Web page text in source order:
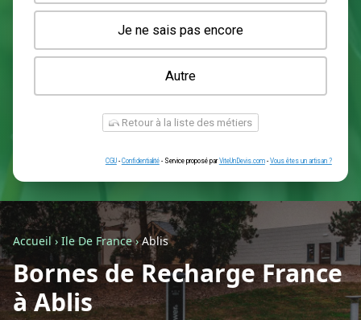
Une wallbox en monophasé (7kW)
Une prise renforcée (type greenup)
Une simple prise
Je ne sais pas encore
Autre
Retour à la liste des métiers
Accueil› Ile De France›Ablis
Bornes de Recharge France
à Ablis